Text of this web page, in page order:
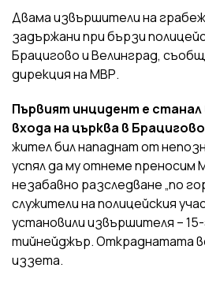
Двама извършители на
задържани при бързи
Брацигово и Велинград,
дирекция на МВР.
Първият инцидент е станал
входа на църква в
жител бил нападнат от
успял да му отнеме преносим
незабавно разследване „по
служители на полицейския
установили извършителя –
тийнейджър. Откраднатата
иззета.